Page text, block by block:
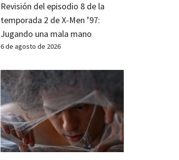
Revisión del episodio 8 de la
temporada 2 de X-Men ’97:
Jugando una mala mano
6 de agosto de 2026